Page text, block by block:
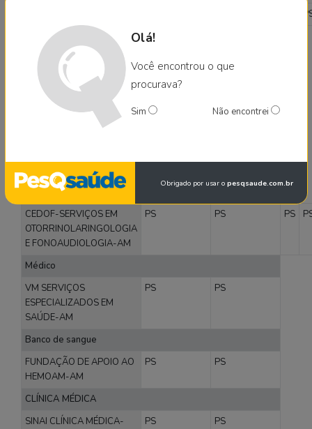
FISIOCLINICA MANAUS-
PS
DERMATOLOGIA
INSTITUTO DE
DERMATOLOGIA DE
C C BATISTA EIRELI
OTORRINOLARINGOLOGIA E FONOAUDIOLOGIA
CEDOF-SERVIÇOS EM
OTORRINOLARINGOLOGIA
E FONOAUDIOLOGIA-AM
PS PS PS
Médico
VM SERVIÇOS
ESPECIALIZADOS EM
SAÚDE-AM
PS PS
Banco de sangue
FUNDAÇÃO DE APOIO AO
HEMOAM-AM
PS PS
CLÍNICA MÉDICA
SINAI CLÍNICA MÉDICA-
PS PS
Olá!
Você encontrou o que
procurava?
Sim Não encontrei
Obrigado por usar o pesqsaude.com.br